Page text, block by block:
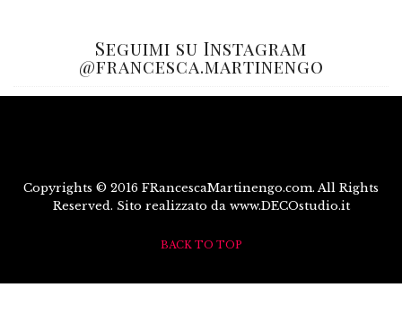
Seguimi su Instagram
@francesca.martinengo
Copyrights © 2016 FRancescaMartinengo.com. All Rights
Reserved. Sito realizzato da www.DECOstudio.it
BACK TO TOP